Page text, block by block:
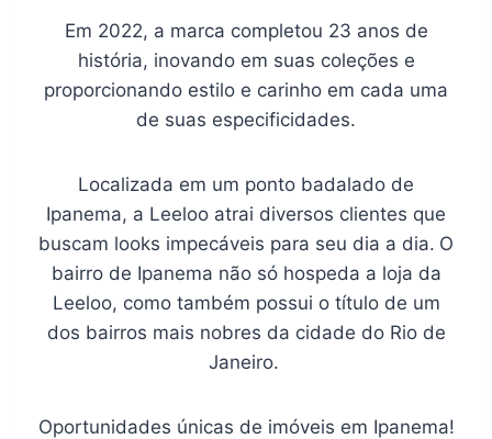
Em 2022, a marca completou 23 anos de
história, inovando em suas coleções e
proporcionando estilo e carinho em cada uma
de suas especificidades.
Localizada em um ponto badalado de
Ipanema, a Leeloo atrai diversos clientes que
buscam looks impecáveis para seu dia a dia. O
bairro de Ipanema não só hospeda a loja da
Leeloo, como também possui o título de um
dos bairros mais nobres da cidade do Rio de
Janeiro.
Oportunidades únicas de imóveis em Ipanema!